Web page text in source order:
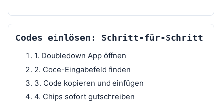
Codes einlösen: Schritt-für-Schritt
1. Doubledown App öffnen
2. Code-Eingabefeld finden
3. Code kopieren und einfügen
4. Chips sofort gutschreiben